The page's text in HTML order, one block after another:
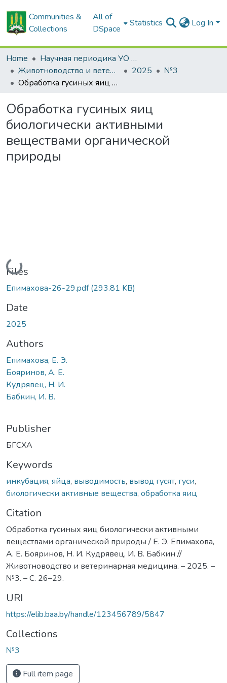
Communities &
Collections
All of
DSpace
Statistics Log In
Home
Научная периодика УО БГСХА
Животноводство и ветеринарная медицина: научно-практический журнал
2025
№3
Обработка гусиных яиц биологически активными веществами органической природы
Обработка гусиных яиц
биологически активными
веществами органической
природы
Loading...
Files
Епимахова-26-29.pdf(293.81 KB)
Date
2025
Authors
Епимахова, Е. Э.
Бояринов, А. Е.
Кудрявец, Н. И.
Бабкин, И. В.
Publisher
БГСХА
Keywords
инкубация, яйца, выводимость, вывод гусят, гуси,
биологически активные вещества, обработка яиц
Citation
Обработка гусиных яиц биологически активными
веществами органической природы / Е. Э. Епимахова,
А. Е. Бояринов, Н. И. Кудрявец, И. В. Бабкин //
Животноводство и ветеринарная медицина. – 2025. –
№3. – С. 26–29.
URI
https://elib.baa.by/handle/123456789/5847
Collections
№3
Full item page